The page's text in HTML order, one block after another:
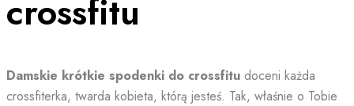
crossfitu
Damskie krótkie spodenki do crossfitu doceni każda
crossfiterka, twarda kobieta, którą jesteś. Tak, właśnie o Tobie